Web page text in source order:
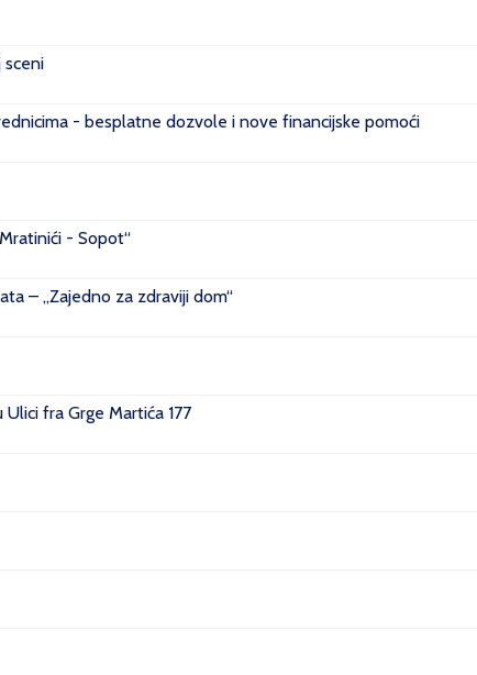
sceni
- besplatne dozvole i nove financijske pomoći
- Sopot“
– „Zajedno za zdraviji dom“
fra Grge Martića 177